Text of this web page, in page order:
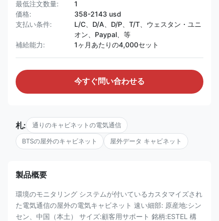
最低注文数量:
1
価格:
358-2143 usd
支払い条件:
L/C、D/A、D/P、T/T、ウェスタン・ユニ
オン、Paypal、等
補給能力:
1ヶ月あたりの4,000セット
今すぐ問い合わせる
札: 通りのキャビネットの電気通信
BTSの屋外のキャビネット 屋外データ キャビネット
製品概要
環境のモニタリング システムが付いているカスタマイズされ
た電気通信の屋外の電気キャビネット 速い細部: 原産地:シン
セン、中国（本土） サイズ:顧客用サポート 銘柄:ESTEL 構